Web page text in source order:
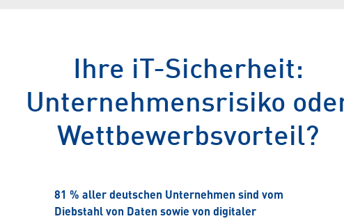
Ihre iT-Sicherheit:
Unternehmensrisiko
Wettbewerbsvorteil?
81 % aller deutschen Unternehmen sind vom
Diebstahl von Daten sowie von digitaler